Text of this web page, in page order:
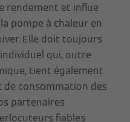
rendement et influe
pompe à chaleur en
Elle doit toujours
qui, outre
tient également
consommation des
partenaires
fiables